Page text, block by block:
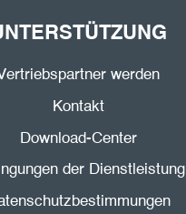
werden
Kontakt
Download-Center
der Dienstleistung